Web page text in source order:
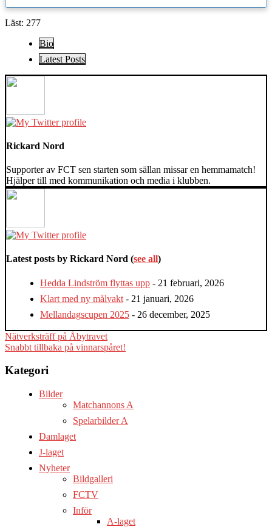
Läst: 277
following
tabs
change
Bio
Latest Posts
Rickard Nord
Supporter av FCT sen starten som sällan missar en hemmamatch!
Hjälper till med kommunikation och media i klubben.
Latest posts by Rickard Nord (see all)
Hedda Lindström flyttas upp - 21 februari, 2026
Klart med ny målvakt - 21 januari, 2026
Mellandagscupen 2025 - 26 december, 2025
Inläggsnavigering
Nätverksträff på Åbytravet
Snabbt tillbaka på vinnarspåret!
Kategori
Bilder
Matchannons A
Spelarbilder A
Damlaget
J-laget
Nyheter
Bildgalleri
FCTV
Inför
A-laget